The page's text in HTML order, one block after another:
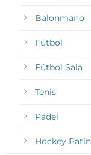
Balonmano
Fútbol
Fútbol Sala
Tenis
Pádel
Hockey